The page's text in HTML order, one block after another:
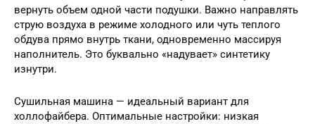
вернуть объем одной части подушки. Важно направлять
струю воздуха в режиме холодного или чуть теплого
обдува прямо внутрь ткани, одновременно массируя
наполнитель. Это буквально «надувает» синтетику
изнутри.
Сушильная машина — идеальный вариант для
холлофайбера. Оптимальные настройки: низкая